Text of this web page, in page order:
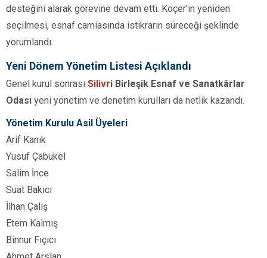
desteğini alarak görevine devam etti. Koçer’in yeniden
seçilmesi, esnaf camiasında istikrarın süreceği şeklinde
yorumlandı.
Yeni Dönem Yönetim Listesi Açıklandı
Genel kurul sonrası Silivri Birleşik Esnaf ve Sanatkârlar
Odası yeni yönetim ve denetim kurulları da netlik kazandı.
Yönetim Kurulu Asil Üyeleri
Arif Kanık
Yusuf Çabukel
Salim İnce
Suat Bakıcı
İlhan Çalış
Etem Kalmış
Binnur Fıçıcı